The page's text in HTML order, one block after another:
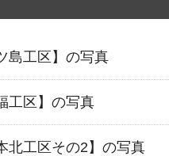
島工区】の写真
工区】の写真
北工区その2】の写真